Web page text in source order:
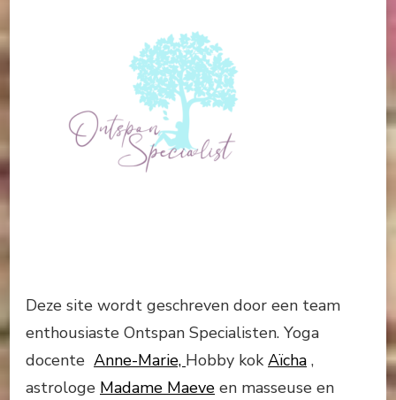
Deze site wordt geschreven door een team
enthousiaste Ontspan Specialisten. Yoga
docente Anne-Marie, Hobby kok Aïcha ,
astrologe Madame Maeve en masseuse en